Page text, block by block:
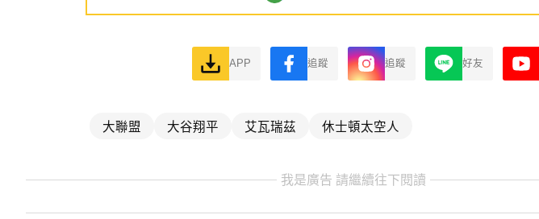
APP 追蹤 追蹤 好友
大聯盟 大谷翔平 艾瓦瑞茲 休士頓太空人
我是廣告 請繼續往下閱讀